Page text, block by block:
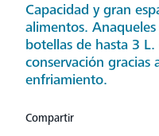
Capacidad y gran
alimentos.
botellas de hasta 3
conservación gracias
enfriamiento.
Compartir